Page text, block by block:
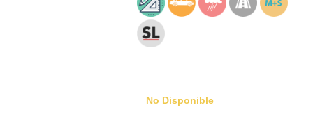
No Disponible